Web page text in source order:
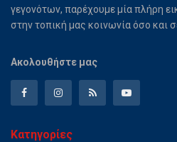
γεγονότων, παρέχουμε μία πλήρη
στην τοπική μας κοινωνία όσο και
Ακολουθήστε μας
Κατηγορίες